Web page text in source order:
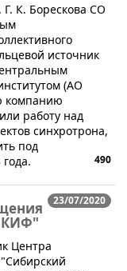
К. Борескова СО
источник
(АО
компанию
работу над
синхротрона,
под
490
23/07/2020
Центра